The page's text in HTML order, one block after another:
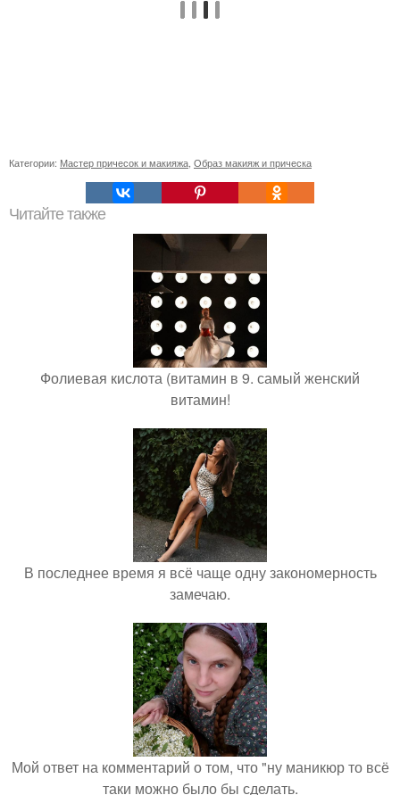
Категории: Мастер причесок и макияжа Образ макияж и прическа
Читайте также
Фолиевая кислота (витамин в 9. самый женский
витамин!
В последнее время я всё чаще одну закономерность
замечаю.
Мой ответ на комментарий о том, что "ну маникюр то всё
таки можно было бы сделать.